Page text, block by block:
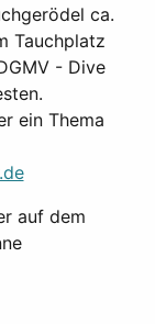
ca.
Tauchplatz
- Dive
ein Thema
auf dem